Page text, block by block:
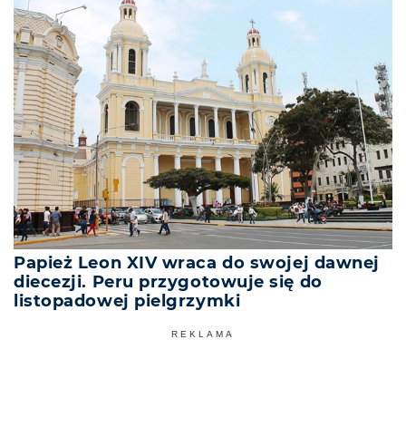
Papież Leon XIV wraca do swojej dawnej
diecezji. Peru przygotowuje się do
listopadowej pielgrzymki
REKLAMA